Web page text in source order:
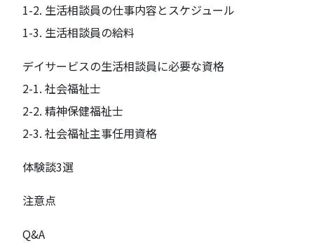
1-2. 生活相談員の仕事内容とスケジュール
1-3. 生活相談員の給料
デイサービスの生活相談員に必要な資格
2-1. 社会福祉士
2-2. 精神保健福祉士
2-3. 社会福祉主事任用資格
体験談3選
注意点
Q&A